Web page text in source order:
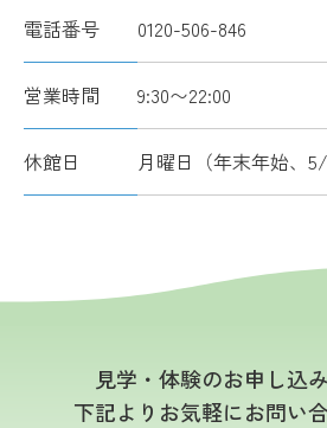
電話番号 0120-506-846
営業時間 9:30〜22:00
休館日 月曜日（年末年始、5/
見学・体験のお申し込
下記よりお気軽にお問い